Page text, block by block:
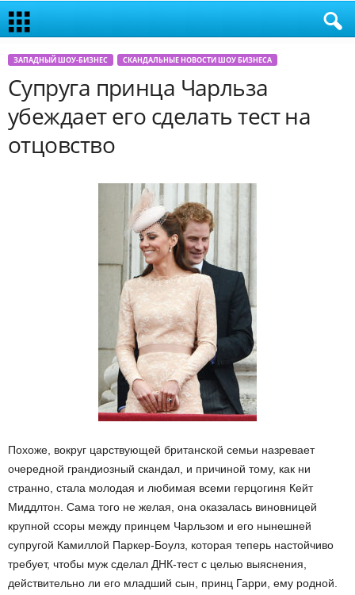
ЗАПАДНЫЙ ШОУ-БИЗНЕС СКАНДАЛЬНЫЕ НОВОСТИ ШОУ БИЗНЕСА
Супруга принца Чарльза
убеждает его сделать тест на
отцовство
Похоже, вокруг царствующей британской семьи назревает
очередной грандиозный скандал, и причиной тому, как ни
странно, стала молодая и любимая всеми герцогиня Кейт
Миддлтон. Сама того не желая, она оказалась виновницей
крупной ссоры между принцем Чарльзом и его нынешней
супругой Камиллой Паркер-Боулз, которая теперь настойчиво
требует, чтобы муж сделал ДНК-тест с целью выяснения,
действительно ли его младший сын, принц Гарри, ему родной.